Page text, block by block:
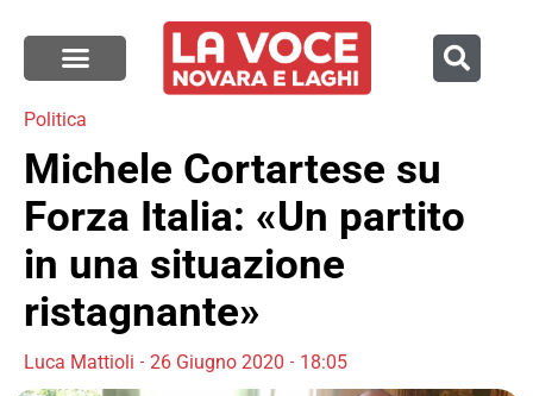
Politica
Michele Cortartese su
Forza Italia: «Un partito
in una situazione
ristagnante»
Luca Mattioli 26 Giugno 2020 18:05